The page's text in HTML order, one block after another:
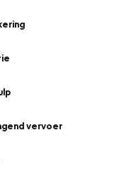
vervoer